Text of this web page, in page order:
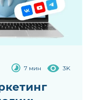
7 мин 3K